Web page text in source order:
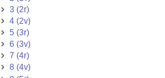
3 (2r)
4 (2v)
5 (3r)
6 (3v)
7 (4r)
8 (4v)